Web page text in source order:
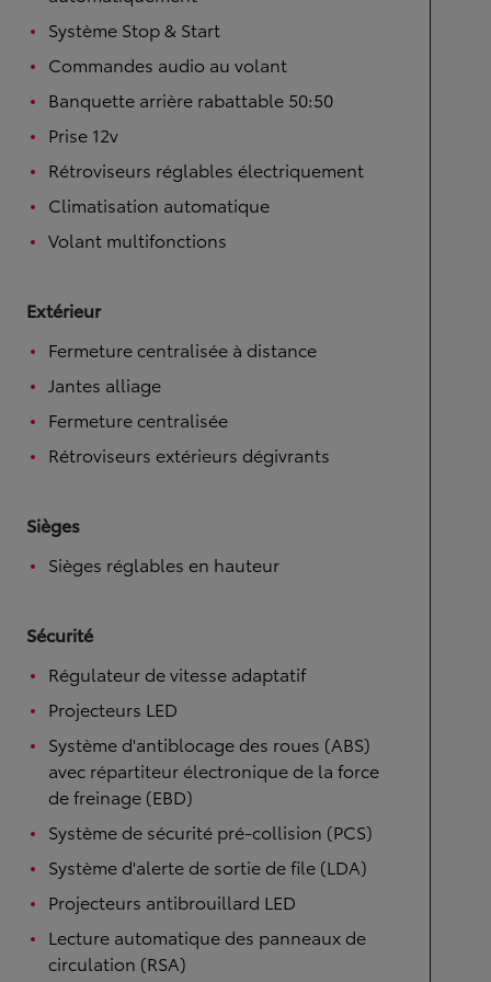
Système Stop & Start
Commandes audio au volant
Banquette arrière rabattable 50:50
Prise 12v
Rétroviseurs réglables électriquement
Climatisation automatique
Volant multifonctions
Extérieur
Fermeture centralisée à distance
Jantes alliage
Fermeture centralisée
Rétroviseurs extérieurs dégivrants
Sièges
Sièges réglables en hauteur
Sécurité
Régulateur de vitesse adaptatif
Projecteurs LED
Système d'antiblocage des roues (ABS)
avec répartiteur électronique de la force
de freinage (EBD)
Système de sécurité pré-collision (PCS)
Système d'alerte de sortie de file (LDA)
Projecteurs antibrouillard LED
Lecture automatique des panneaux de
circulation (RSA)